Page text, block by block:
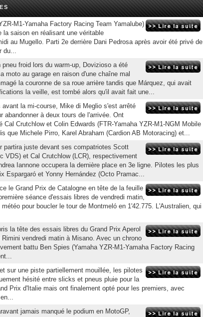
M1-Yamaha Factory Racing Team Yamalube)
saison en réalisant une véritable
au Mugello. Parti 2e derrière Dani Pedrosa après avoir été privé de
du...
pneu froid lors du warm-up, Dovizioso a été
moto au garage en raison d'une chaîne mal
la couronne de sa roue arrière tandis que Márquez, qui avait
la veille, est tombé alors qu'il avait fait une...
avant la mi-course, Mike di Meglio s'est arrêté
abandonner à deux tours de l'arrivée. Ont
Cal Crutchlow et Colin Edwards (FTR-Yamaha YZR-M1-NGM Mobile
que Michele Pirro, Karel Abraham (Cardion AB Motoracing) et...
partira juste devant ses compatriotes Scott
VDS) et Cal Crutchlow (LCR), respectivement
Iannone occupera la dernière place en 3e ligne. Pilotes les plus
Espargaró et Yonny Hernández (Octo Pramac...
le Grand Prix de Catalogne en tête de la feuille
séance d'essais libres de vendredi matin,
pour boucler le tour de Montmeló en 1'42.775. L'Australien, qui
la tête des essais libres du Grand Prix Aperol
vendredi matin à Misano. Avec un chrono
battu Ben Spies (Yamaha YZR-M1-Yamaha Factory Racing
sur une piste partiellement mouillée, les pilotes
hésité entre slicks et pneus pluie pour la
Prix d'Italie mais ont finalement opté pour les premiers, avec
jamais manqué le podium en MotoGP,